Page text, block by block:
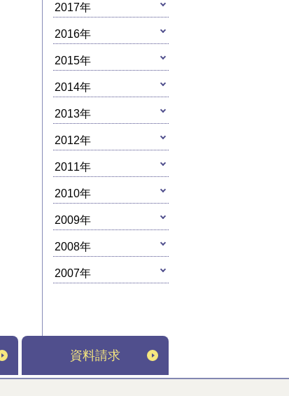
2017年
2016年
2015年
2014年
2013年
2012年
2011年
2010年
2009年
2008年
2007年
資料請求